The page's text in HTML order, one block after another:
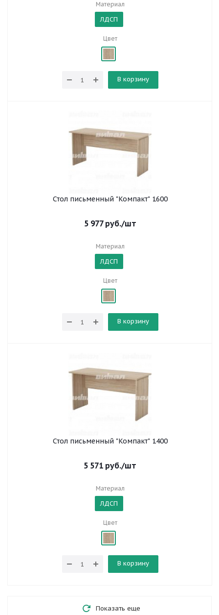
Материал
ЛДСП
Цвет
В корзину
Стол письменный "Компакт" 1600
5 977руб./шт
Материал
ЛДСП
Цвет
В корзину
Стол письменный "Компакт" 1400
5 571 руб./шт
Материал
ЛДСП
Цвет
В корзину
Показать еще